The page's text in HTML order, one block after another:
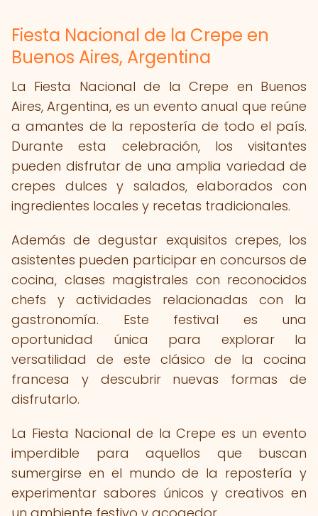
Fiesta Nacional de la Crepe en
Buenos Aires, Argentina
La Fiesta Nacional de la Crepe en Buenos
Aires, Argentina, es un evento anual que reúne
a amantes de la repostería de todo el país.
Durante esta celebración, los visitantes
pueden disfrutar de una amplia variedad de
crepes dulces y salados, elaborados con
ingredientes locales y recetas tradicionales.
Además de degustar exquisitos crepes, los
asistentes pueden participar en concursos de
cocina, clases magistrales con reconocidos
chefs y actividades relacionadas con la
gastronomía. Este festival es una
oportunidad única para explorar la
versatilidad de este clásico de la cocina
francesa y descubrir nuevas formas de
disfrutarlo.
La Fiesta Nacional de la Crepe es un evento
imperdible para aquellos que buscan
sumergirse en el mundo de la repostería y
experimentar sabores únicos y creativos en